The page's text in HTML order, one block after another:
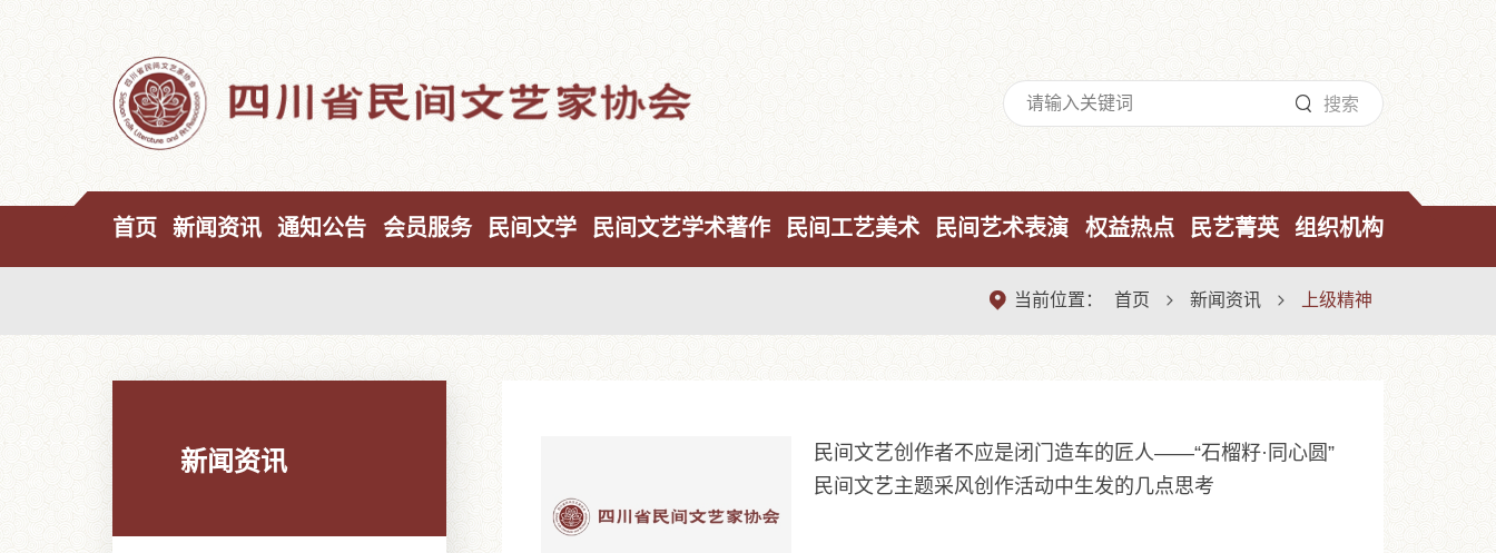
 搜索
首页 新闻资讯 通知公告 会员服务 民间文学 民间文艺学术著作 民间工艺美术 民间艺术表演 权益热点 民艺菁英 组织机构
 当前位置： 首页  新闻资讯  上级精神
新闻资讯
民间文艺创作者不应是闭门造车的匠人——“石榴籽·同心圆”
民间文艺主题采风创作活动中生发的几点思考